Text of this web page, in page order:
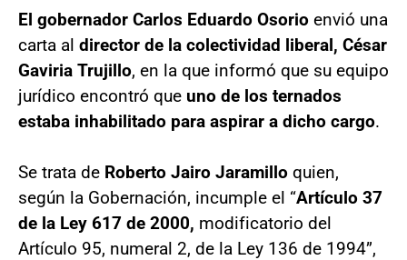
El gobernador Carlos Eduardo Osorio envió una
carta al director de la colectividad liberal, César
Gaviria Trujillo, en la que informó que su equipo
jurídico encontró que uno de los ternados
estaba inhabilitado para aspirar a dicho cargo.
Se trata de Roberto Jairo Jaramillo quien,
según la Gobernación, incumple el “Artículo 37
de la Ley 617 de 2000, modificatorio del
Artículo 95, numeral 2, de la Ley 136 de 1994”,